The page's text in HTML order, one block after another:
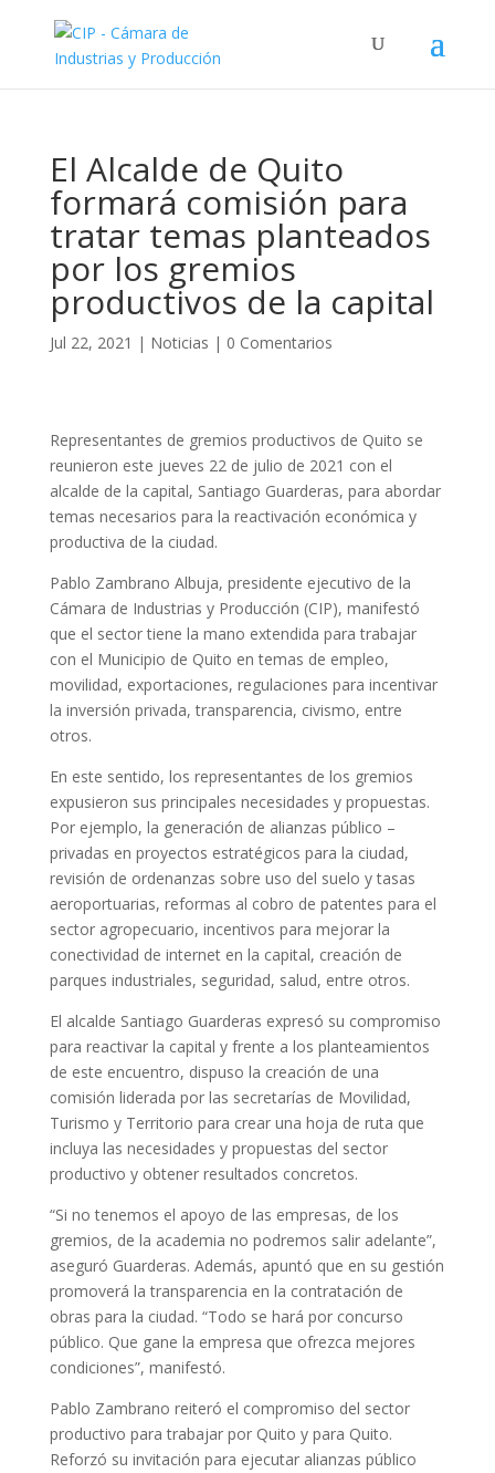
El Alcalde de Quito
formará comisión para
tratar temas planteados
por los gremios
productivos de la capital
Jul 22, 2021 | Noticias | 0 Comentarios
Representantes de gremios productivos de Quito se
reunieron este jueves 22 de julio de 2021 con el
alcalde de la capital, Santiago Guarderas, para abordar
temas necesarios para la reactivación económica y
productiva de la ciudad.
Pablo Zambrano Albuja, presidente ejecutivo de la
Cámara de Industrias y Producción (CIP), manifestó
que el sector tiene la mano extendida para trabajar
con el Municipio de Quito en temas de empleo,
movilidad, exportaciones, regulaciones para incentivar
la inversión privada, transparencia, civismo, entre
otros.
En este sentido, los representantes de los gremios
expusieron sus principales necesidades y propuestas.
Por ejemplo, la generación de alianzas público –
privadas en proyectos estratégicos para la ciudad,
revisión de ordenanzas sobre uso del suelo y tasas
aeroportuarias, reformas al cobro de patentes para el
sector agropecuario, incentivos para mejorar la
conectividad de internet en la capital, creación de
parques industriales, seguridad, salud, entre otros.
El alcalde Santiago Guarderas expresó su compromiso
para reactivar la capital y frente a los planteamientos
de este encuentro, dispuso la creación de una
comisión liderada por las secretarías de Movilidad,
Turismo y Territorio para crear una hoja de ruta que
incluya las necesidades y propuestas del sector
productivo y obtener resultados concretos.
“Si no tenemos el apoyo de las empresas, de los
gremios, de la academia no podremos salir adelante”,
aseguró Guarderas. Además, apuntó que en su gestión
promoverá la transparencia en la contratación de
obras para la ciudad. “Todo se hará por concurso
público. Que gane la empresa que ofrezca mejores
condiciones”, manifestó.
Pablo Zambrano reiteró el compromiso del sector
productivo para trabajar por Quito y para Quito.
Reforzó su invitación para ejecutar alianzas público